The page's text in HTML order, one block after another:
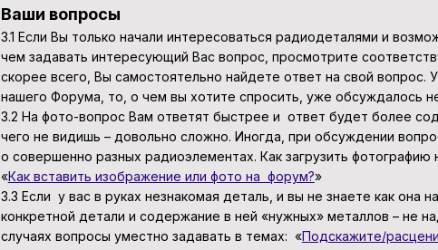
Ваши вопросы
3.1 Если Вы только начали интересоваться радиодеталями и
чем задавать интересующий Вас вопрос, просмотрите
скорее всего, Вы самостоятельно найдете ответ на свой вопрос.
нашего Форума, то, о чем вы хотите спросить, уже обсуждалось
3.2 На фото-вопрос Вам ответят быстрее и ответ будет более
чего не видишь – довольно сложно. Иногда, при обсуждении
о совершенно разных радиоэлементах. Как загрузить
«Как вставить изображение или фото на форум?»
3.3 Если у вас в руках незнакомая деталь, и вы не знаете как она
конкретной детали и содержание в ней «нужных» металлов – не
случаях вопросы уместно задавать в темах: «Подскажите/